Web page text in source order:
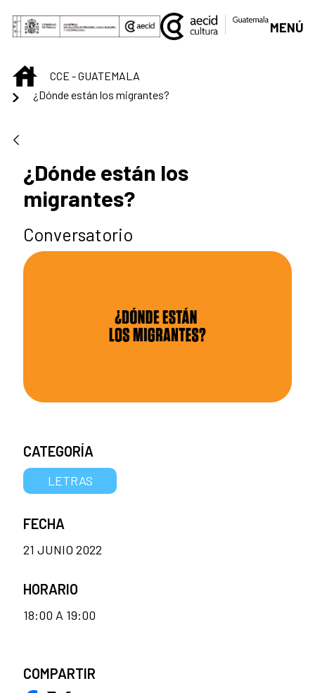
Saltar al contenido principal
MENÚ
INICIOCCE - GUATEMALA
¿Dónde están los migrantes?
¿Dónde están los
migrantes?
Conversatorio
CATEGORÍA
LETRAS
FECHA
21 JUNIO 2022
HORARIO
18:00 A 19:00
COMPARTIR